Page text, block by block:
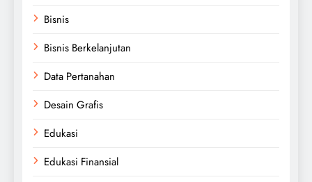
Bisnis
Bisnis Berkelanjutan
Data Pertanahan
Desain Grafis
Edukasi
Edukasi Finansial